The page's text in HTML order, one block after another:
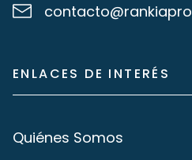
ENLACES DE INTERÉS
Quiénes Somos